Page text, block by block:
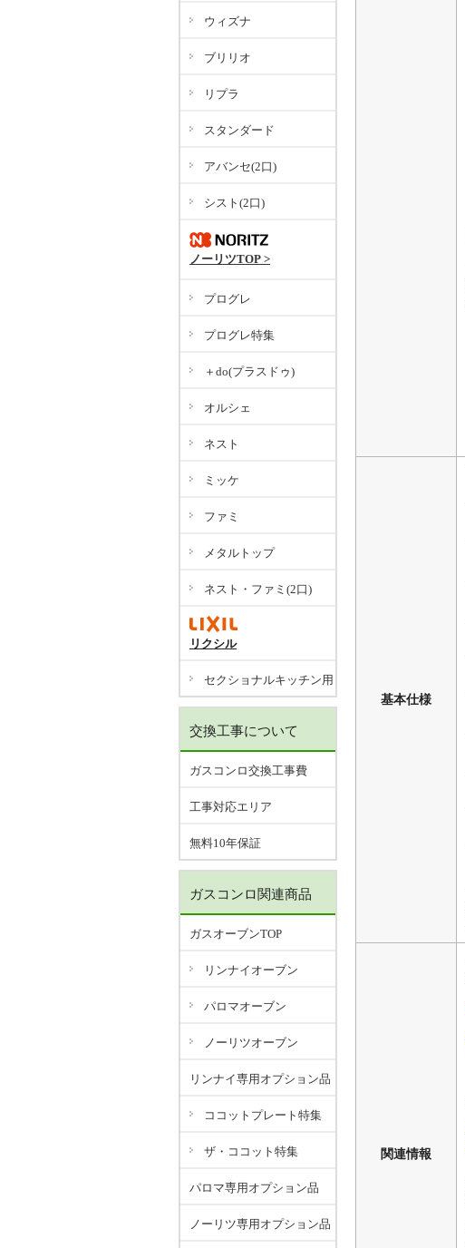
基本仕様
関連情報
ウィズナ
ブリリオ
リプラ
スタンダード
アバンセ(2口)
シスト(2口)
ノーリツTOP >
プログレ
プログレ特集
＋do(プラスドゥ)
オルシェ
ネスト
ミッケ
ファミ
メタルトップ
ネスト・ファミ(2口)
リクシル
セクショナルキッチン用
交換工事について
ガスコンロ交換工事費
工事対応エリア
無料10年保証
ガスコンロ関連商品
ガスオーブンTOP
リンナイオーブン
パロマオーブン
ノーリツオーブン
リンナイ専用オプション品
ココットプレート特集
ザ・ココット特集
パロマ専用オプション品
ノーリツ専用オプション品